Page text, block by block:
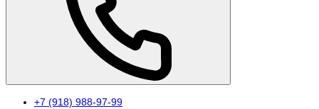
+7 (918) 988-97-99